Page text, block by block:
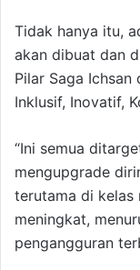
Tidak hanya itu,
akan dibuat dan
Pilar Saga Ichsan
Inklusif, Inovatif,
“Ini semua
mengupgrade
terutama di kelas
meningkat,
pengangguran